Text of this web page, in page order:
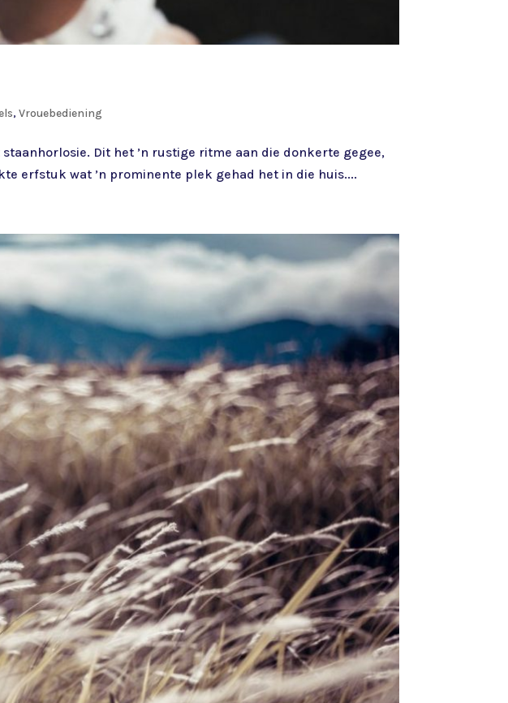
,Vrouebediening
Dit het ’n rustige ritme aan die donkerte gegee,
erfstuk wat ’n prominente plek gehad het in die huis....